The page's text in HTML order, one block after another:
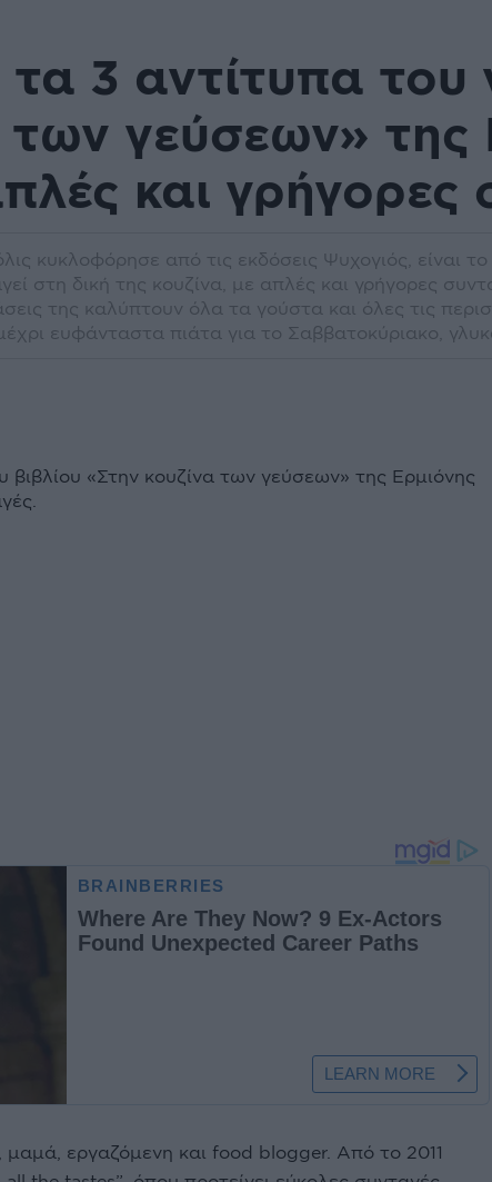
3 αντίτυπα του
των γεύσεων» της
και γρήγορες
κυκλοφόρησε από τις εκδόσεις Ψυχογιός, είναι
στη δική της κουζίνα, με απλές και γρήγορες
της καλύπτουν όλα τα γούστα και όλες τις
ευφάνταστα πιάτα για το Σαββατοκύριακο,
μαμά, εργαζόμενη και food blogger. Από το 2011